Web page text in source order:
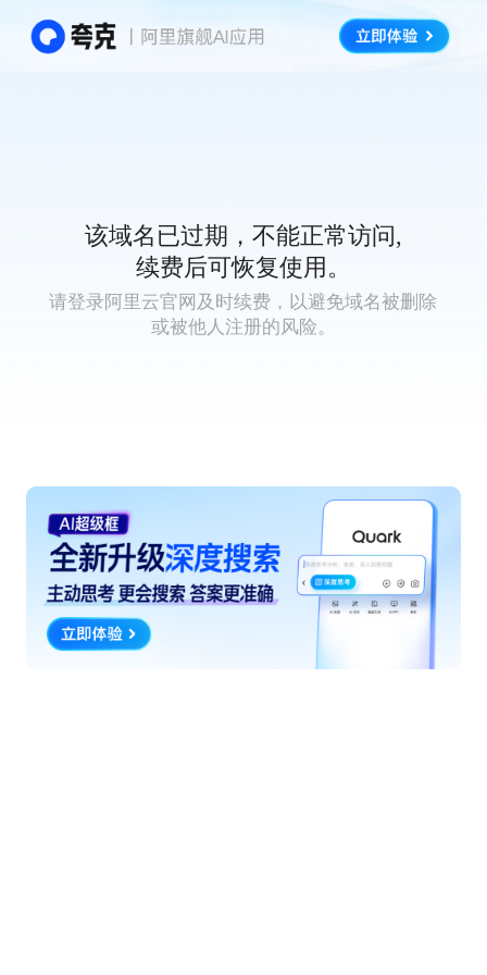
该域名已过期，不能正常访问,
续费后可恢复使用。
请登录阿里云官网及时续费，以避免域名被删除
或被他人注册的风险。